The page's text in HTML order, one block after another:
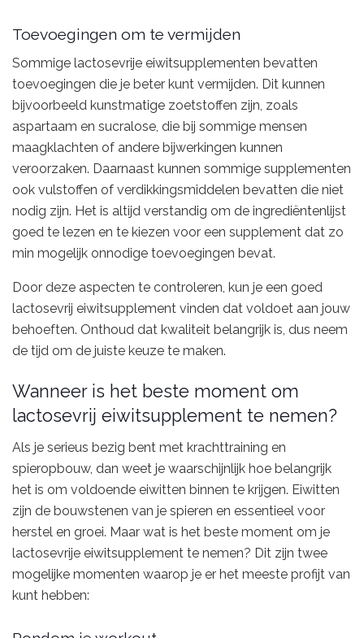
Toevoegingen om te vermijden
Sommige lactosevrije eiwitsupplementen bevatten
toevoegingen die je beter kunt vermijden. Dit kunnen
bijvoorbeeld kunstmatige zoetstoffen zijn, zoals
aspartaam en sucralose, die bij sommige mensen
maagklachten of andere bijwerkingen kunnen
veroorzaken. Daarnaast kunnen sommige supplementen
ook vulstoffen of verdikkingsmiddelen bevatten die niet
nodig zijn. Het is altijd verstandig om de ingrediëntenlijst
goed te lezen en te kiezen voor een supplement dat zo
min mogelijk onnodige toevoegingen bevat.
Door deze aspecten te controleren, kun je een goed
lactosevrij eiwitsupplement vinden dat voldoet aan jouw
behoeften. Onthoud dat kwaliteit belangrijk is, dus neem
de tijd om de juiste keuze te maken.
Wanneer is het beste moment om
lactosevrij eiwitsupplement te nemen?
Als je serieus bezig bent met krachttraining en
spieropbouw, dan weet je waarschijnlijk hoe belangrijk
het is om voldoende eiwitten binnen te krijgen. Eiwitten
zijn de bouwstenen van je spieren en essentieel voor
herstel en groei. Maar wat is het beste moment om je
lactosevrije eiwitsupplement te nemen? Dit zijn twee
mogelijke momenten waarop je er het meeste profijt van
kunt hebben: